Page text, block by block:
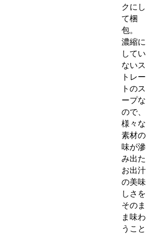
クにし
て梱
包。
濃縮に
してい
ないス
トレー
トのス
ープな
ので、
様々な
素材の
味が滲
み出た
お出汁
の美味
しさを
そのま
ま味わ
うこと